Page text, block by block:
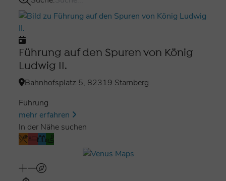
Ende
Seehotel Leoni
(eigenständige Rückfahrt mit dem
Schiff nach Starnberg)
Wegstrecke zu Fuß
2,5 km
(teilw. unbefestigte Wege/Anstieg)
Führung auf den Spuren von König
Ludwig II.
Bahnhofsplatz 5, 82319 Starnberg
Führung
mehr erfahren
In der Nähe suchen